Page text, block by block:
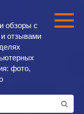
обзоры с
отзывами
фото,